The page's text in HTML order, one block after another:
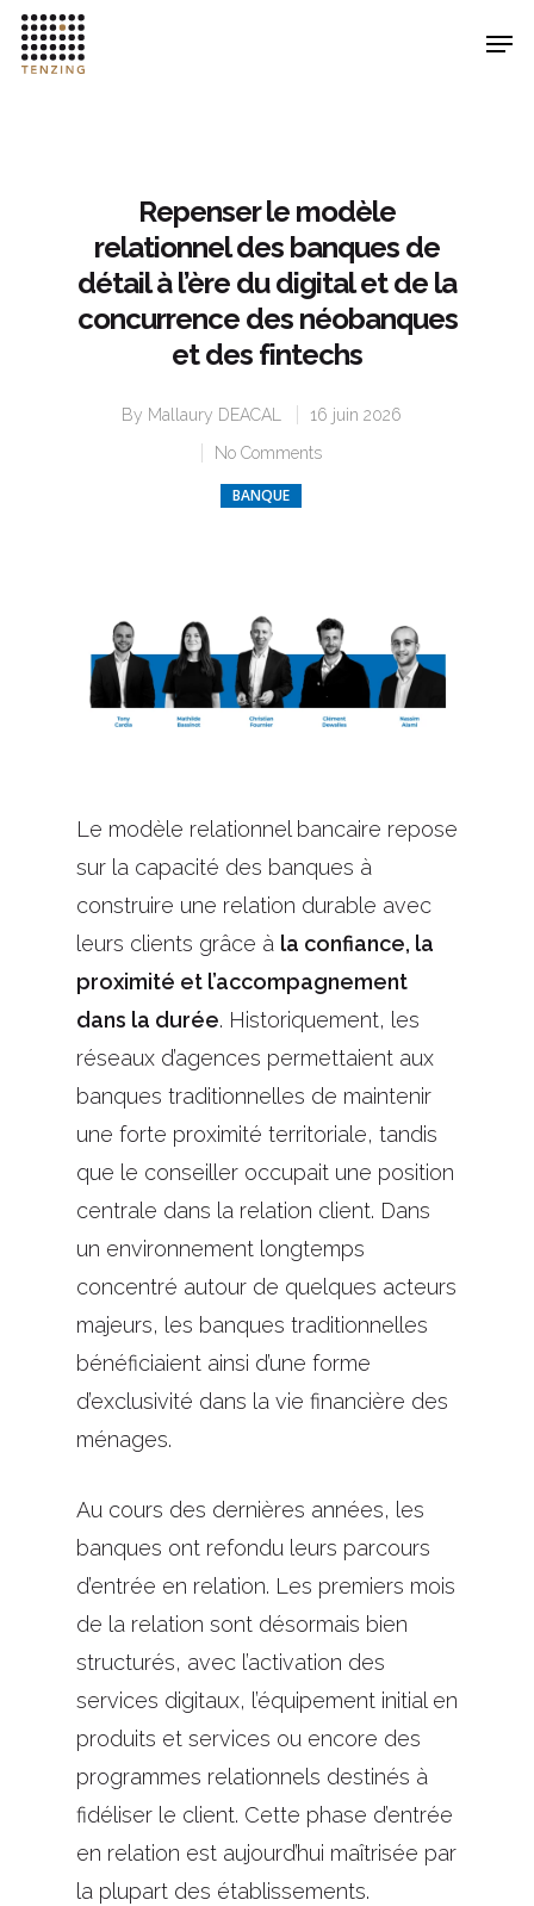
Repenser le modèle
relationnel des banques de
détail à l’ère du digital et de la
concurrence des néobanques
et des fintechs
By Mallaury DEACAL
16 juin 2026
No Comments
BANQUE
Le modèle relationnel bancaire repose
sur la capacité des banques à
construire une relation durable avec
leurs clients grâce à la confiance, la
proximité et l’accompagnement
dans la durée. Historiquement, les
réseaux d’agences permettaient aux
banques traditionnelles de maintenir
une forte proximité territoriale, tandis
que le conseiller occupait une position
centrale dans la relation client. Dans
un environnement longtemps
concentré autour de quelques acteurs
majeurs, les banques traditionnelles
bénéficiaient ainsi d’une forme
d’exclusivité dans la vie financière des
ménages.
Au cours des dernières années, les
banques ont refondu leurs parcours
d’entrée en relation. Les premiers mois
de la relation sont désormais bien
structurés, avec l’activation des
services digitaux, l’équipement initial en
produits et services ou encore des
programmes relationnels destinés à
fidéliser le client. Cette phase d’entrée
en relation est aujourd’hui maîtrisée par
la plupart des établissements.